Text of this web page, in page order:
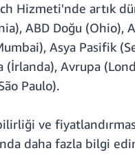
Hizmeti'nde artık
ABD Doğu (Ohio),
Asya Pasifik
Avrupa
Paulo).
ve
daha fazla bilgi